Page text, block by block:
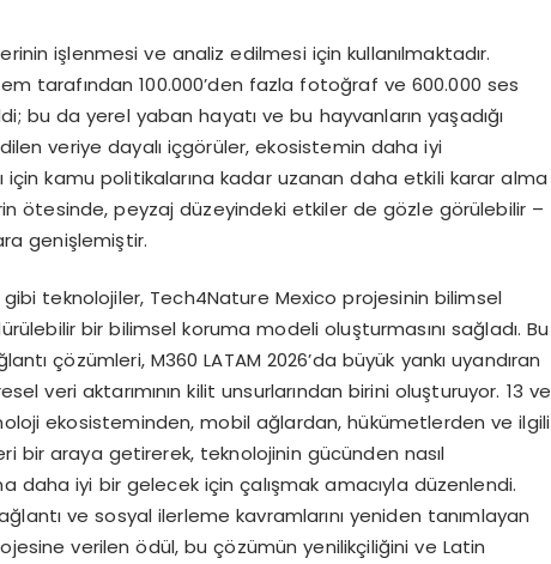
işlenmesi ve analiz edilmesi için kullanılmaktadır.
tarafından 100.000’den fazla fotoğraf ve 600.000 ses
bu da yerel yaban hayatı ve bu hayvanların yaşadığı
veriye dayalı içgörüler, ekosistemin daha iyi
için kamu politikalarına kadar uzanan daha etkili karar alma
ötesinde, peyzaj düzeyindeki etkiler de gözle görülebilir –
genişlemiştir.
teknolojiler, Tech4Nature Mexico projesinin bilimsel
bir bilimsel koruma modeli oluşturmasını sağladı. Bu
çözümleri, M360 LATAM 2026’da büyük yankı uyandıran
veri aktarımının kilit unsurlarından birini oluşturuyor. 13 ve
ekosisteminden, mobil ağlardan, hükümetlerden ve ilgili
bir araya getirerek, teknolojinin gücünden nasıl
daha iyi bir gelecek için çalışmak amacıyla düzenlendi.
ve sosyal ilerleme kavramlarını yeniden tanımlayan
verilen ödül, bu çözümün yenilikçiliğini ve Latin